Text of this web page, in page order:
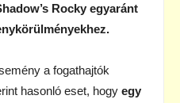
Rocky egyaránt
a fogathajtók
hasonló eset, hogy egy